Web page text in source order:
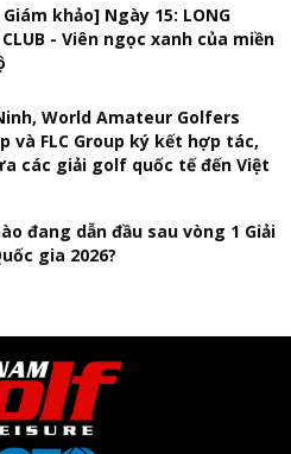
khảo] Ngày 15: LONG
CLUB - Viên ngọc xanh của miền
World Amateur Golfers
và FLC Group ký kết hợp tác,
các giải golf quốc tế đến Việt
đang dẫn đầu sau vòng 1 Giải
gia 2026?